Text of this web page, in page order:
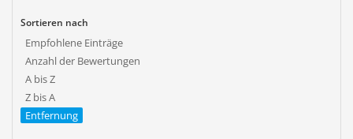
Sortieren nach
Empfohlene Einträge
Anzahl der Bewertungen
A bis Z
Z bis A
Entfernung